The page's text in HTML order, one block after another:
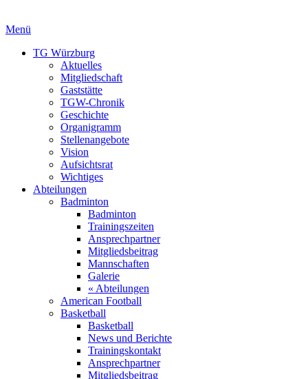
Menü
TG Würzburg
Aktuelles
Mitgliedschaft
Gaststätte
TGW-Chronik
Geschichte
Organigramm
Stellenangebote
Vision
Aufsichtsrat
Wichtiges
Abteilungen
Badminton
Badminton
Trainingszeiten
Ansprechpartner
Mitgliedsbeitrag
Mannschaften
Galerie
« Abteilungen
American Football
Basketball
Basketball
News und Berichte
Trainingskontakt
Ansprechpartner
Mitgliedsbeitrag